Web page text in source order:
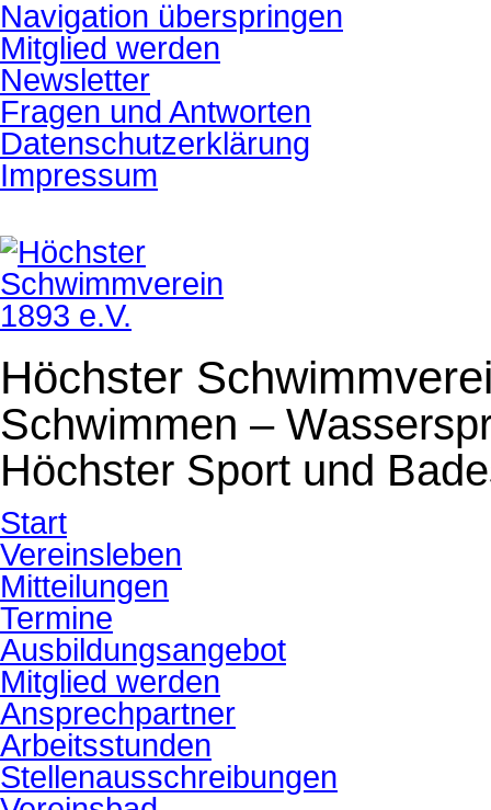
Navigation überspringen
Mitglied werden
Newsletter
Fragen und Antworten
Datenschutzerklärung
Impressum
Höchster
Schwimmen –
Höchster Sport und
Start
Vereinsleben
Mitteilungen
Termine
Ausbildungsangebot
Mitglied werden
Ansprechpartner
Arbeitsstunden
Stellenausschreibungen